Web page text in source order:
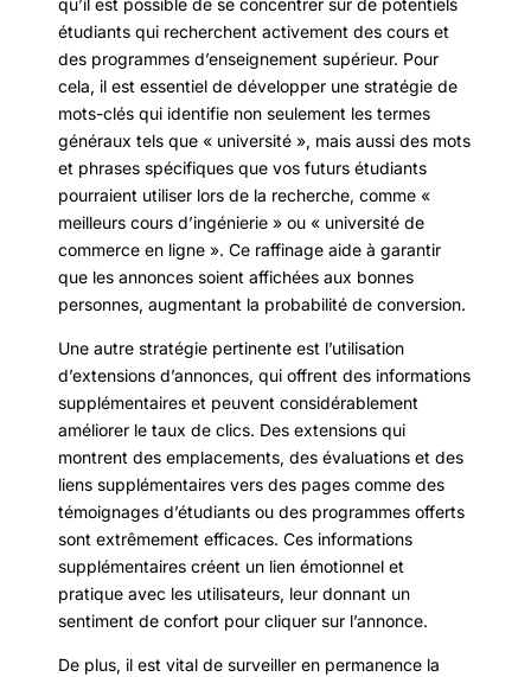
étudiants qui recherchent activement des cours et
des programmes d’enseignement supérieur. Pour
cela, il est essentiel de développer une stratégie de
mots-clés qui identifie non seulement les termes
généraux tels que « université », mais aussi des mots
et phrases spécifiques que vos futurs étudiants
pourraient utiliser lors de la recherche, comme «
meilleurs cours d’ingénierie » ou « université de
commerce en ligne ». Ce raffinage aide à garantir
que les annonces soient affichées aux bonnes
personnes, augmentant la probabilité de conversion.
Une autre stratégie pertinente est l’utilisation
d’extensions d’annonces, qui offrent des informations
supplémentaires et peuvent considérablement
améliorer le taux de clics. Des extensions qui
montrent des emplacements, des évaluations et des
liens supplémentaires vers des pages comme des
témoignages d’étudiants ou des programmes offerts
sont extrêmement efficaces. Ces informations
supplémentaires créent un lien émotionnel et
pratique avec les utilisateurs, leur donnant un
sentiment de confort pour cliquer sur l’annonce.
De plus, il est vital de surveiller en permanence la